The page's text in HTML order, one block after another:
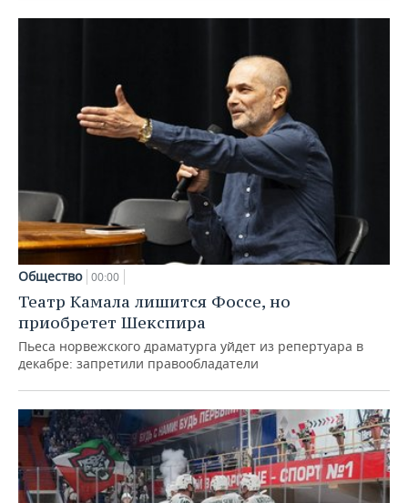
Общество 00:00
Театр Камала лишится Фоссе, но
приобретет Шекспира
Пьеса норвежского драматурга уйдет из репертуара в
декабре: запретили правообладатели